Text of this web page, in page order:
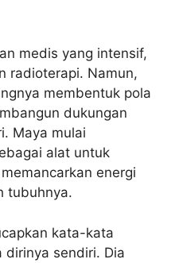
medis yang intensif,
radioterapi. Namun,
membentuk pola
dukungan
Maya mulai
alat untuk
energi
tubuhnya.
kata-kata
dirinya sendiri. Dia